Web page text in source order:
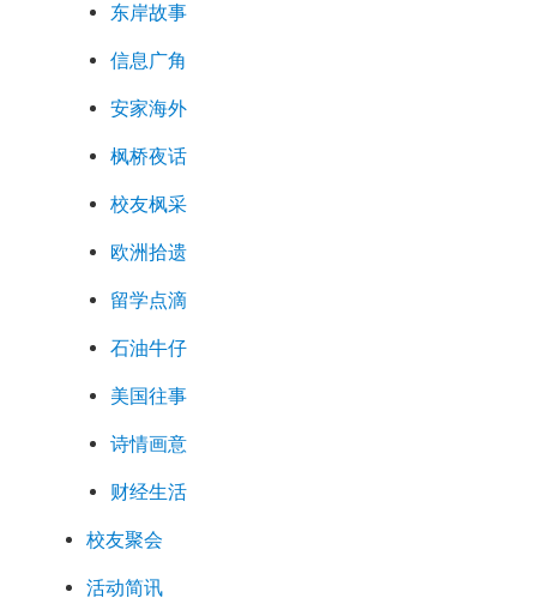
东岸故事
信息广角
安家海外
枫桥夜话
校友枫采
欧洲拾遗
留学点滴
石油牛仔
美国往事
诗情画意
财经生活
校友聚会
活动简讯